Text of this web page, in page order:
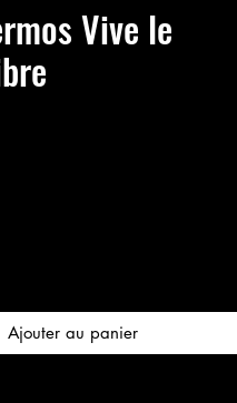
Vive le
Ajouter au panier